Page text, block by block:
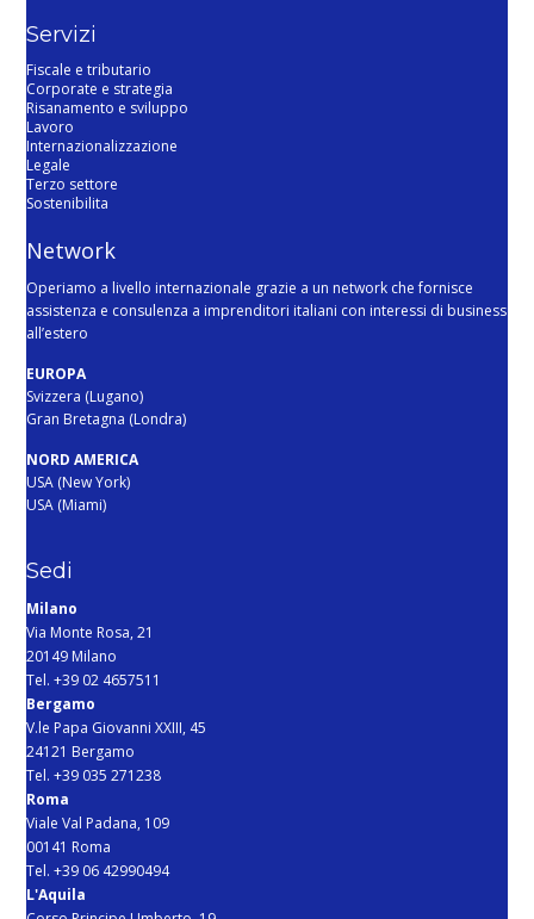
Servizi
Fiscale e tributario
Corporate e strategia
Risanamento e sviluppo
Lavoro
Internazionalizzazione
Legale
Terzo settore
Sostenibilita
Network
Operiamo a livello internazionale grazie a un network che fornisce
assistenza e consulenza a imprenditori italiani con interessi di business
all’estero
EUROPA
Svizzera (Lugano)
Gran Bretagna (Londra)
NORD AMERICA
USA (New York)
USA (Miami)
Sedi
Milano
Via Monte Rosa, 21
20149 Milano
Tel. +39 02 4657511
Bergamo
V.le Papa Giovanni XXIII, 45
24121 Bergamo
Tel. +39 035 271238
Roma
Viale Val Padana, 109
00141 Roma
Tel. +39 06 42990494
L'Aquila